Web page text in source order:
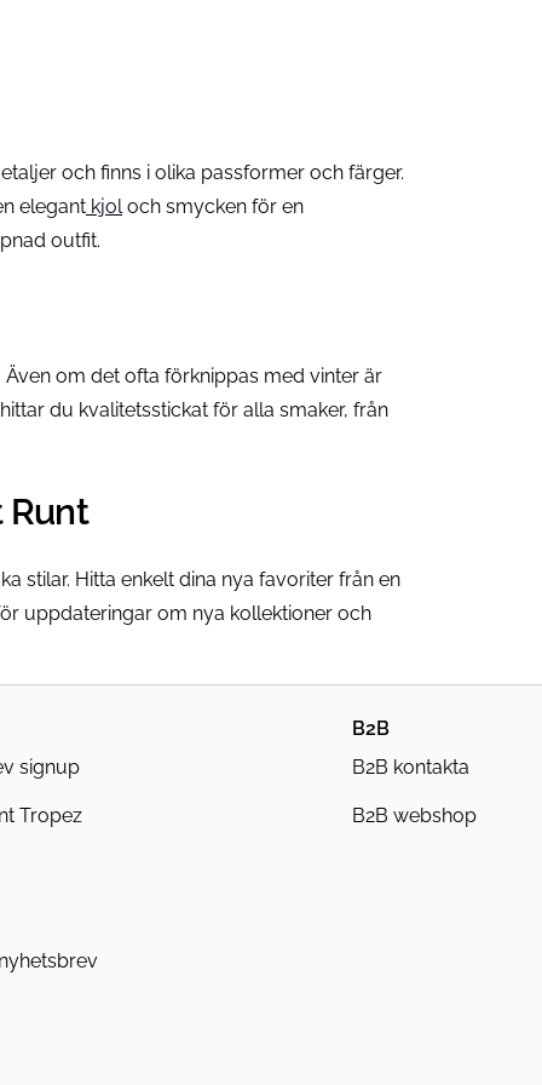
och finns i olika passformer och färger.
elegant kjoloch smycken för en
outfit.
om det ofta förknippas med vinter är
du kvalitetsstickat för alla smaker, från
Runt
stilar. Hitta enkelt dina nya favoriter från en
uppdateringar om nya kollektioner och
signup
Tropez
B2B
B2B kontakta
B2B webshop